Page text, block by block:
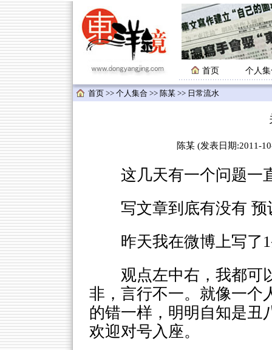
首页 个人
首页 >> 个人集合 >> 陈某 >> 日常流水
陈某 (发表日期:2011-
这几天有一个问题一
写文章到底有没有
昨天我在微博上写了
观点左中右，我都可
非，言行不一。就像一个
的错一样，明明自知是丑
欢迎对号入座。